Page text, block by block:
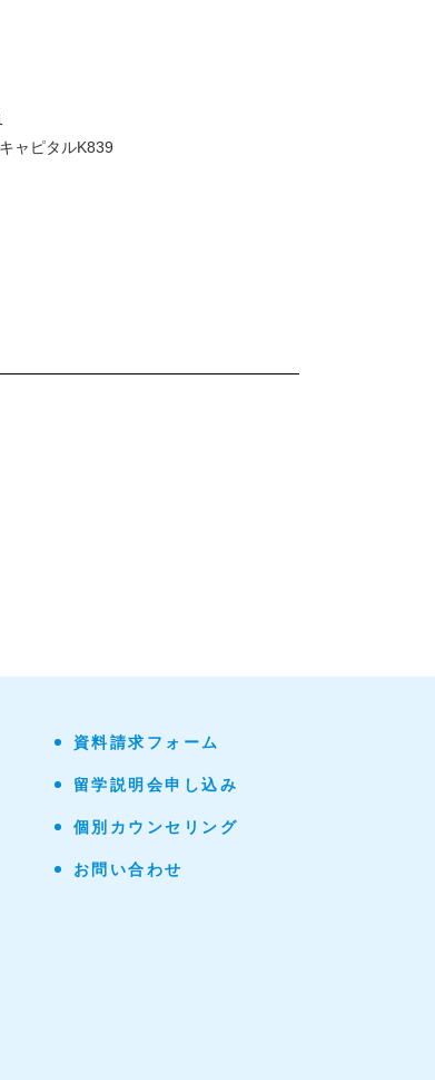
ャピタルK839
資料請求フォーム
留学説明会申し込み
個別カウンセリング
お問い合わせ